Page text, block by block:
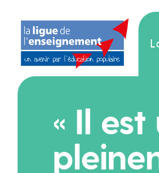
« Il